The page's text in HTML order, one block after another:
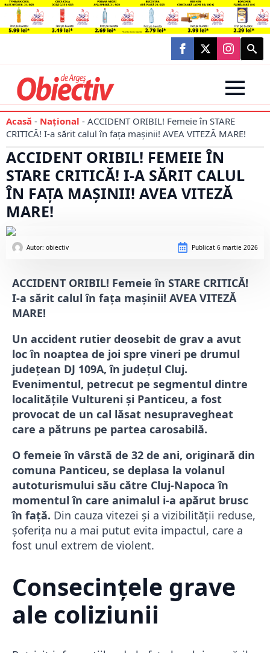
Search
for:
Acasă - Național - ACCIDENT ORIBIL! Femeie în STARE
CRITICĂ! I-a sărit calul în fața mașinii! AVEA VITEZĂ MARE!
ACCIDENT ORIBIL! FEMEIE ÎN
STARE CRITICĂ! I-A SĂRIT CALUL
ÎN FAȚA MAȘINII! AVEA VITEZĂ
MARE!
Autor: obiectiv Publicat 6 martie 2026
ACCIDENT ORIBIL! Femeie în STARE CRITICĂ!
I-a sărit calul în fața mașinii! AVEA VITEZĂ
MARE!
Un accident rutier deosebit de grav a avut
loc în noaptea de joi spre vineri pe drumul
județean DJ 109A, în județul Cluj.
Evenimentul, petrecut pe segmentul dintre
localitățile Vultureni și Panticeu, a fost
provocat de un cal lăsat nesupravegheat
care a pătruns pe partea carosabilă.
O femeie în vârstă de 32 de ani, originară din
comuna Panticeu, se deplasa la volanul
autoturismului său către Cluj-Napoca în
momentul în care animalul i-a apărut brusc
în față. Din cauza vitezei și a vizibilității reduse,
șoferița nu a mai putut evita impactul, care a
fost unul extrem de violent.
Consecințele grave
ale coliziunii